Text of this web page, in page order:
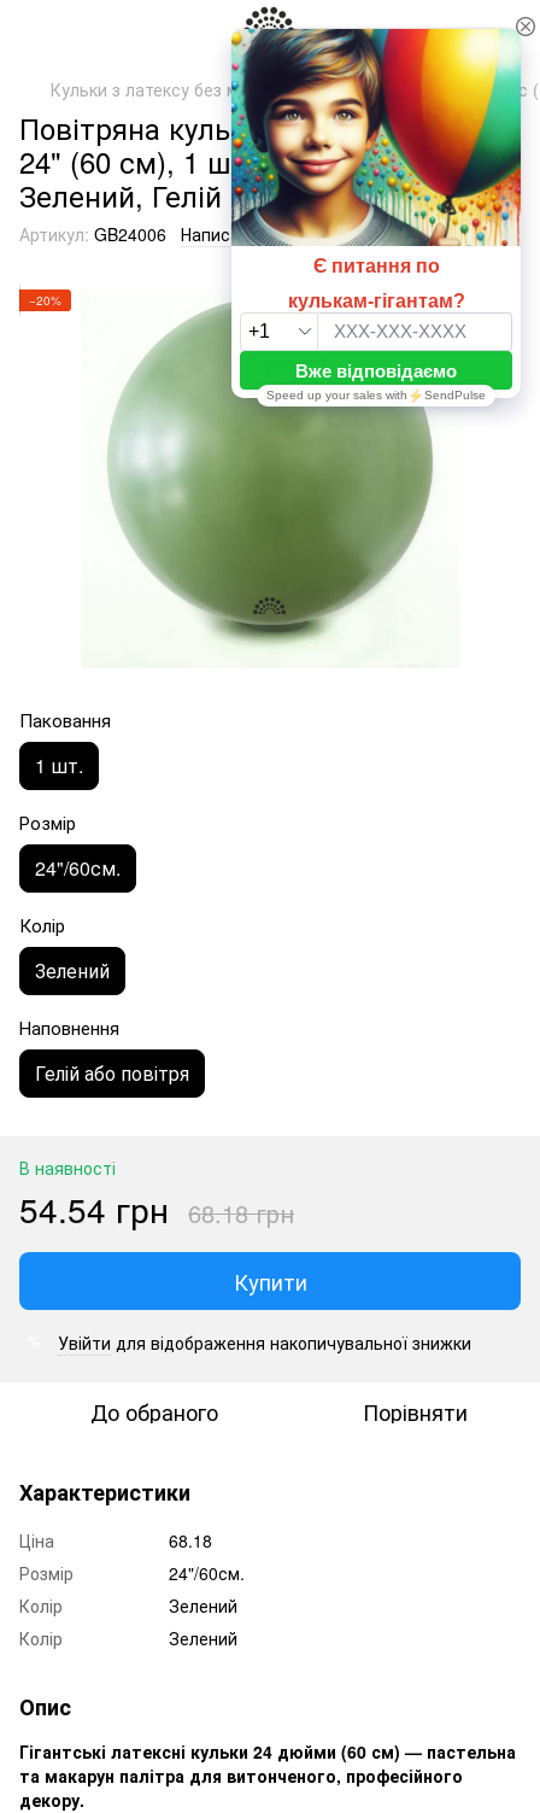
Кульки з латексу без малюнка ТМ Артшоу Латекс Балунс
Повітряна кулька-гігант Оливка 006
24" (60 см), 1 шт., 24"/60см.,
Зелений, Гелій або повітря
Артикул: GB24006 Написати відгук
−20%
Паковання
1 шт.
Розмір
24"/60см.
Колір
Зелений
Наповнення
Гелій або повітря
В наявності
54.54 грн 68.18 грн
Купити
Увійти для відображення накопичувальної знижки
До обраного Порівняти
Характеристики
Ціна
68.18
Розмір
24"/60см.
Колір
Зелений
Колір
Зелений
Опис
Гігантські латексні кульки 24 дюйми (60 см) — пастельна
та макарун палітра для витонченого, професійного
декору.